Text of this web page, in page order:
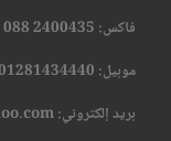
فاكس: 2400435 088
موبيل: 01281434440
بريد إلكتروني: acdaegypt@yahoo.com